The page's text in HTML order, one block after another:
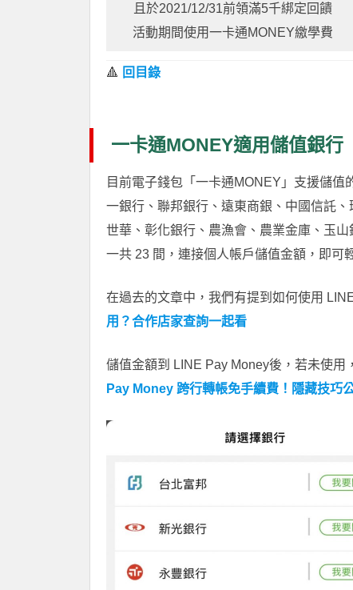
且於2021/12/31前領滿5千綁定回饋
活動期間使用一卡通MONEY繳學費
🔺 回目錄
一卡通MONEY適用儲值銀行
目前電子錢包「一卡通MONEY」支援儲
一銀行、聯邦銀行、遠東商銀、中國信託
世華、彰化銀行、農漁會、農業金庫、玉
一共 23 間，連接個人帳戶儲值金額，即可
在過去的文章中，我們有提到如何使用
用？合作店家查詢一起看
儲值金額到 LINE Pay Money後，若未使
Pay Money 跨行轉帳免手續費！隱藏技巧